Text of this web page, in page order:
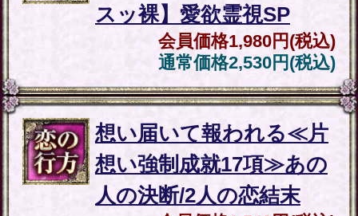
なたが直面する重大局面
○月○日】起こる事
会員価格660円(税込)
通常価格880円(税込)
【残りの人生⇒全特定/晩
年の安泰叶える58項】あ
なたの人生総合霊視
会員価格 3,850円(税込)
通常価格5,060円(税込)